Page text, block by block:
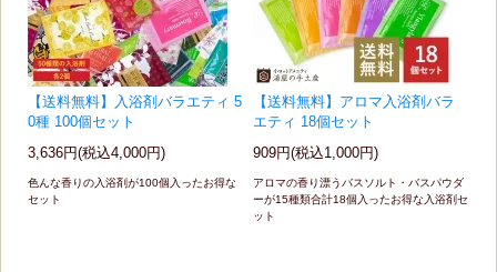
【送料無料】入浴剤バラエティ 5
0種 100個セット
3,636円(税込4,000円)
色んな香りの入浴剤が100個入ったお得な
セット
【送料無料】アロマ入浴剤バラ
エティ 18個セット
909円(税込1,000円)
アロマの香り漂うバスソルト・バスパウダ
ーが15種類合計18個入ったお得な入浴剤セ
ット